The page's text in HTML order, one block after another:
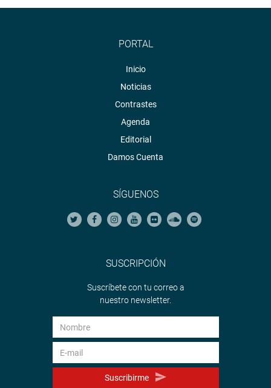
PORTAL
Inicio
Noticias
Contrastes
Agenda
Editorial
Damos Cuenta
SÍGUENOS
SUSCRIPCIÓN
Suscríbete con tu correo a
nuestro newsletter.
Suscribirme